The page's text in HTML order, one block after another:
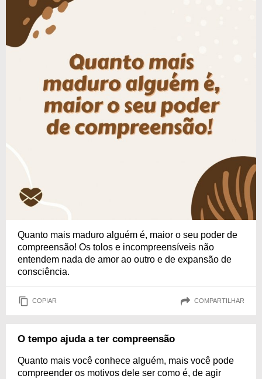
Quanto mais maduro alguém é, maior o seu poder de
compreensão! Os tolos e incompreensíveis não
entendem nada de amor ao outro e de expansão de
consciência.
COPIAR COMPARTILHAR
O tempo ajuda a ter compreensão
Quanto mais você conhece alguém, mais você pode
compreender os motivos dele ser como é, de agir